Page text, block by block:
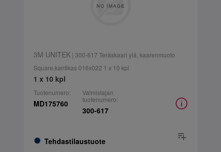
3M UNITEK| 300-617 Teräskaari ylä, kaarenmuoto
Square,kantikas 016x022 1 x 10 kpl
1 x 10 kpl
Tuotenumero:
MD175760
Tehdastilaustuote
Valmistajan
tuotenumero:
300-617